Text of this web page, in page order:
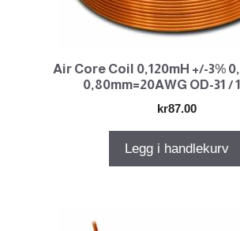
Air Core Coil 0,120mH +/-3%
0,80mm=20AWG OD-31 /
kr87.00
Legg i handlekurv